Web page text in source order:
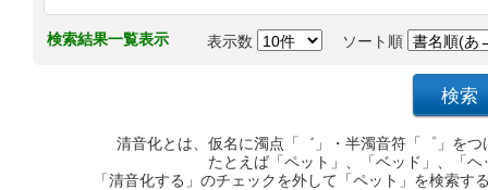
検索結果一覧表示 表示数 ソート順
清音化とは、仮名に濁点「゛」・半濁音符「゜」を
たとえば「ペット」、「ベッド」、「
「清音化する」のチェックを外して「ペット」を検索